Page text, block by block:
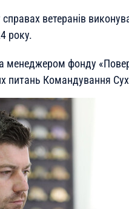
ветеранів
року.
менеджером фонду
Командування